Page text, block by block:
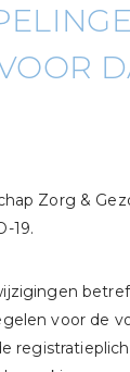
Zorg &
19.
voor de